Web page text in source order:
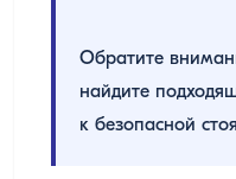
Обратите
найдите
к безопасной